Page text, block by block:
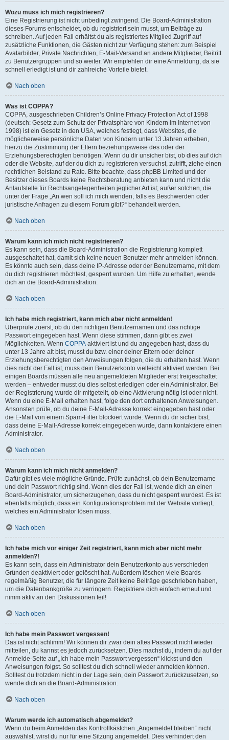
Wozu muss ich mich registrieren?
Eine Registrierung ist nicht unbedingt zwingend. Die Board-Administration
dieses Forums entscheidet, ob du registriert sein musst, um Beiträge zu
schreiben. Auf jeden Fall erhältst du als registriertes Mitglied Zugriff auf
zusätzliche Funktionen, die Gästen nicht zur Verfügung stehen: zum Beispiel
Avatarbilder, Private Nachrichten, E-Mail-Versand an andere Mitglieder, Beitritt
zu Benutzergruppen und so weiter. Wir empfehlen dir eine Anmeldung, da sie
schnell erledigt ist und dir zahlreiche Vorteile bietet.
Nach oben
Was ist COPPA?
COPPA, ausgeschrieben Children’s Online Privacy Protection Act of 1998
(deutsch: Gesetz zum Schutz der Privatsphäre von Kindern im Internet von
1998) ist ein Gesetz in den USA, welches festlegt, dass Websites, die
möglicherweise persönliche Daten von Kindern unter 13 Jahren erheben,
hierzu die Zustimmung der Eltern beziehungsweise des oder der
Erziehungsberechtigten benötigen. Wenn du dir unsicher bist, ob dies auf dich
oder die Website, auf der du dich zu registrieren versuchst, zutrifft, ziehe einen
rechtlichen Beistand zu Rate. Bitte beachte, dass phpBB Limited und der
Besitzer dieses Boards keine Rechtsberatung anbieten kann und nicht die
Anlaufstelle für Rechtsangelegenheiten jeglicher Art ist; außer solchen, die
unter der Frage „An wen soll ich mich wenden, falls es Beschwerden oder
juristische Anfragen zu diesem Forum gibt?“ behandelt werden.
Nach oben
Warum kann ich mich nicht registrieren?
Es kann sein, dass die Board-Administration die Registrierung komplett
ausgeschaltet hat, damit sich keine neuen Benutzer mehr anmelden können.
Es könnte auch sein, dass deine IP-Adresse oder der Benutzername, mit dem
du dich registrieren möchtest, gesperrt wurden. Um Hilfe zu erhalten, wende
dich an die Board-Administration.
Nach oben
Ich habe mich registriert, kann mich aber nicht anmelden!
Überprüfe zuerst, ob du den richtigen Benutzernamen und das richtige
Passwort eingegeben hast. Wenn diese stimmen, dann gibt es zwei
Möglichkeiten. Wenn COPPA aktiviert ist und du angegeben hast, dass du
unter 13 Jahre alt bist, musst du bzw. einer deiner Eltern oder deiner
Erziehungsberechtigten den Anweisungen folgen, die du erhalten hast. Wenn
dies nicht der Fall ist, muss dein Benutzerkonto vielleicht aktiviert werden. Bei
einigen Boards müssen alle neu angemeldeten Mitglieder erst freigeschaltet
werden – entweder musst du dies selbst erledigen oder ein Administrator. Bei
der Registrierung wurde dir mitgeteilt, ob eine Aktivierung nötig ist oder nicht.
Wenn du eine E-Mail erhalten hast, folge den dort enthaltenen Anweisungen.
Ansonsten prüfe, ob du deine E-Mail-Adresse korrekt eingegeben hast oder
die E-Mail von einem Spam-Filter blockiert wurde. Wenn du dir sicher bist,
dass deine E-Mail-Adresse korrekt eingegeben wurde, dann kontaktiere einen
Administrator.
Nach oben
Warum kann ich mich nicht anmelden?
Dafür gibt es viele mögliche Gründe. Prüfe zunächst, ob dein Benutzername
und dein Passwort richtig sind. Wenn dies der Fall ist, wende dich an einen
Board-Administrator, um sicherzugehen, dass du nicht gesperrt wurdest. Es ist
ebenfalls möglich, dass ein Konfigurationsproblem mit der Website vorliegt,
welches ein Administrator lösen muss.
Nach oben
Ich habe mich vor einiger Zeit registriert, kann mich aber nicht mehr
anmelden?!
Es kann sein, dass ein Administrator dein Benutzerkonto aus verschieden
Gründen deaktiviert oder gelöscht hat. Außerdem löschen viele Boards
regelmäßig Benutzer, die für längere Zeit keine Beiträge geschrieben haben,
um die Datenbankgröße zu verringern. Registriere dich einfach erneut und
nimm aktiv an den Diskussionen teil!
Nach oben
Ich habe mein Passwort vergessen!
Das ist nicht schlimm! Wir können dir zwar dein altes Passwort nicht wieder
mitteilen, du kannst es jedoch zurücksetzen. Dies machst du, indem du auf der
Anmelde-Seite auf „Ich habe mein Passwort vergessen“ klickst und den
Anweisungen folgst. So solltest du dich schnell wieder anmelden können.
Solltest du trotzdem nicht in der Lage sein, dein Passwort zurückzusetzen, so
wende dich an die Board-Administration.
Nach oben
Warum werde ich automatisch abgemeldet?
Wenn du beim Anmelden das Kontrollkästchen „Angemeldet bleiben“ nicht
auswählst, wirst du nur für eine Sitzung angemeldet. Dies verhindert den